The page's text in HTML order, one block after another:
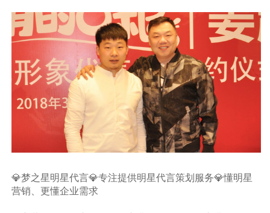
💎梦之星明星代言💎专注提供明星代言策划服务💎懂明星
营销、更懂企业需求